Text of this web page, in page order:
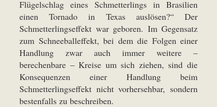
Flügelschlag eines Schmetterlings in Brasilien
einen Tornado in Texas auslösen?“ Der
Schmetterlingseffekt war geboren. Im Gegensatz
zum Schneeballeffekt, bei dem die Folgen einer
Handlung zwar auch immer weitere –
berechenbare – Kreise um sich ziehen, sind die
Konsequenzen einer Handlung beim
Schmetterlingseffekt nicht vorhersehbar, sondern
bestenfalls zu beschreiben.